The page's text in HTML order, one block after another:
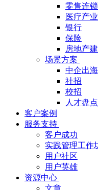
零售连锁
医疗产业
银行
保险
房地产
场景方案
中企出海
社招
校招
人才盘点
客户案例
服务支持
客户成功
实践管理工作
用户社区
用户英雄
资源中心
文章